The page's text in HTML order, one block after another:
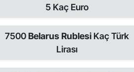
5 Kaç Euro
7500Belarus Rublesi Kaç Türk
Lirası